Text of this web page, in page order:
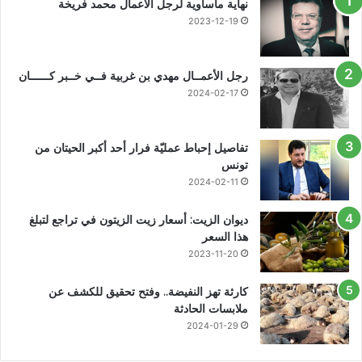
نهاية مأساوية لرجل الأعمال محمد فريخة
2023-12-19
رجل الأعمــال مهدي بن غربية فــي خــبر كــــــان
2024-02-17
تفاصيل إحباط عمليّة فرار أحد أكبر الحيتان من
تونس
2024-02-11
ديوان الزيت: أسعار زيت الزيتون في تراجع لتبلغ
هذا السعر
2023-11-20
كارثة تهز النفيضة.. وفتح تحقيق للكشف عن
ملابسات الحادثة
2024-01-29